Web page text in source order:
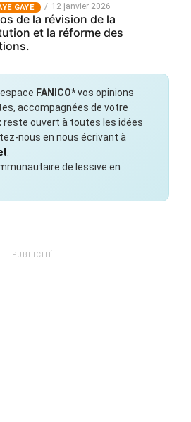
GAYE 12 janvier 2026
de la révision de la
et la réforme des
FANICO*vos opinions
accompagnées de votre
reste ouvert à toutes les idées
nous en nous écrivant à
de lessive en
PUBLICITÉ